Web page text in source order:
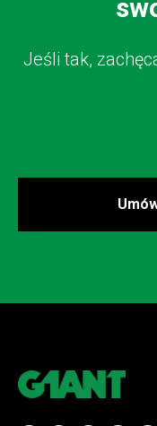
Jeśli tak,